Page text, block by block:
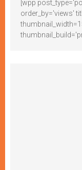
[wpp
order_by='views'